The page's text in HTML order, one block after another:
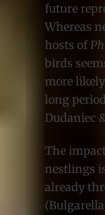
future
Whereas
hosts of
birds
more
long
Dudaniec
The
nestlings
already